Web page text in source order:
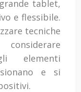
tablet,
e flessibile.
tecniche
elementi
e si